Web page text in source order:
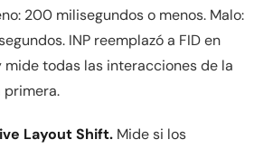
200 milisegundos o menos. Malo:
INP reemplazó a FID en
mide todas las interacciones de la
primera.
Layout Shift. Mide si los